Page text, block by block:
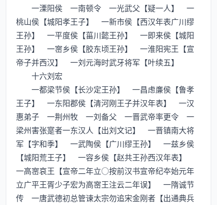
一溧阳侯 一南顿令 一光武父【疑一人】 一
桃山侯【城阳孝王子】 一新市侯【西汉年表广川缪
王孙】 一平度侯【菑川懿王孙】 一即来侯【城阳
王孙】 一宻乡侯【胶东顷王孙】 一淮阳宪王【宣
帝子并西汉】 一刘元海时武牙将军【叶续五】
十六刘宏
一都梁节侯【长沙定王孙】 一昌虑亷侯【鲁孝
王子】 一东阳郡侯【清河刚王子并汉年表】 一汉
惠弟子 一荆州牧 一刘备父 一晋武帝率更令 一
梁州害张寔者一东汉人【出刘文记】 一晋镇南大将
军【字和季】 一武陶侯【广川缪王孙】 一兹乡侯
【城阳荒王子】 一容乡侯【赵共王孙西汉年表】
一高宻哀王【宣帝二年立○按前汉书宣帝纪夲始元年
立广平王胥少子宏为高宻王注云二年误】 一隋诚节
传 一唐武德初总管谏太宗勿追宋金刚者【出通典兵